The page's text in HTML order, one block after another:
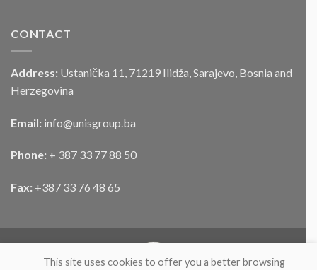
CONTACT
Address: Ustanička 11, 71219 Ilidža, Sarajevo, Bosnia and
Herzegovina
Email: info@unisgroup.ba
Phone: + 387 33 77 88 50
Fax: +387 33 76 48 65
This site uses cookies to offer you a better browsing